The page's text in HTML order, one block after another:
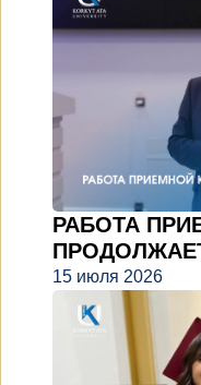
РАБОТА
15 июля 2026